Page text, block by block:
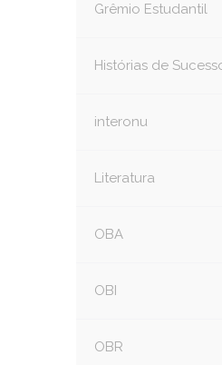
Grêmio Estudantil
Histórias de
interonu
Literatura
OBA
OBI
OBR